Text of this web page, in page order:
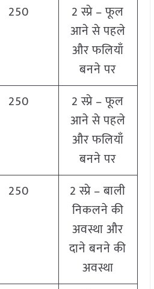
250
2 स्प्रे – फूल
आने से पहले
और फलियाँ
बनने पर
250
2 स्प्रे – फूल
आने से पहले
और फलियाँ
बनने पर
250
2 स्प्रे – बाली
निकलने की
अवस्था और
दाने बनने की
अवस्था